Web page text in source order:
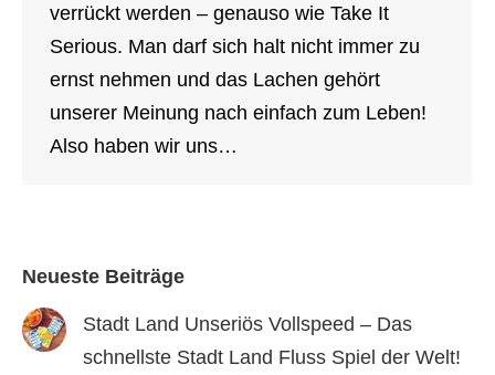
verrückt werden – genauso wie Take It
Serious. Man darf sich halt nicht immer zu
ernst nehmen und das Lachen gehört
unserer Meinung nach einfach zum Leben!
Also haben wir uns…
Neueste Beiträge
Stadt Land Unseriös Vollspeed – Das
schnellste Stadt Land Fluss Spiel der Welt!